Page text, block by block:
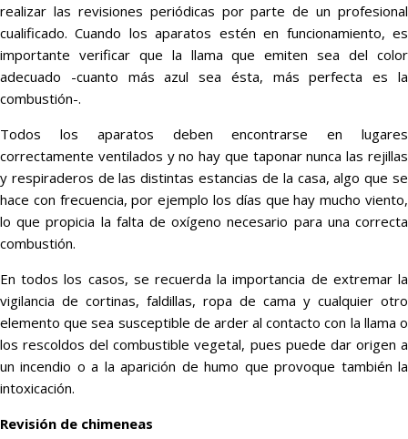
realizar las revisiones periódicas por parte de un profesional
cualificado. Cuando los aparatos estén en funcionamiento, es
importante verificar que la llama que emiten sea del color
adecuado -cuanto más azul sea ésta, más perfecta es la
combustión-.
Todos los aparatos deben encontrarse en lugares
correctamente ventilados y no hay que taponar nunca las rejillas
y respiraderos de las distintas estancias de la casa, algo que se
hace con frecuencia, por ejemplo los días que hay mucho viento,
lo que propicia la falta de oxígeno necesario para una correcta
combustión.
En todos los casos, se recuerda la importancia de extremar la
vigilancia de cortinas, faldillas, ropa de cama y cualquier otro
elemento que sea susceptible de arder al contacto con la llama o
los rescoldos del combustible vegetal, pues puede dar origen a
un incendio o a la aparición de humo que provoque también la
intoxicación.
Revisión de chimeneas